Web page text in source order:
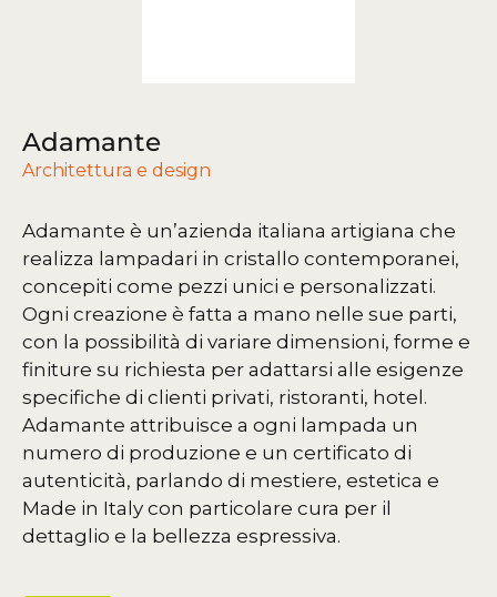
Adamante
Architettura e design
Adamante è un’azienda italiana artigiana che
realizza lampadari in cristallo contemporanei,
concepiti come pezzi unici e personalizzati.
Ogni creazione è fatta a mano nelle sue parti,
con la possibilità di variare dimensioni, forme e
finiture su richiesta per adattarsi alle esigenze
specifiche di clienti privati, ristoranti, hotel.
Adamante attribuisce a ogni lampada un
numero di produzione e un certificato di
autenticità, parlando di mestiere, estetica e
Made in Italy con particolare cura per il
dettaglio e la bellezza espressiva.